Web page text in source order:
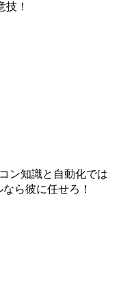
！
ン知識と自動化では
ら彼に任せろ！